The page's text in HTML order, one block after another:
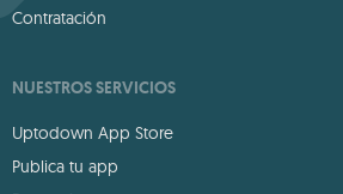
Contratación
NUESTROS SERVICIOS
Uptodown App Store
Publica tu app